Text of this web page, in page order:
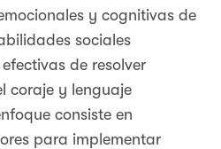
y cognitivas de
sociales
de resolver
coraje y lenguaje
consiste en
para implementar